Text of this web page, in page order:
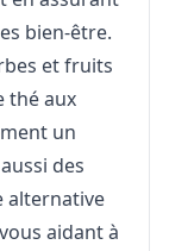
bien-être.
et fruits
thé aux
un
des
alternative
aidant à